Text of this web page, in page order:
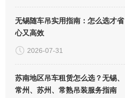
无锡随车吊实用指南：怎么选才省
心又高效
2026-07-31
苏南地区吊车租赁怎么选？无锡、
常州、苏州、常熟吊装服务指南